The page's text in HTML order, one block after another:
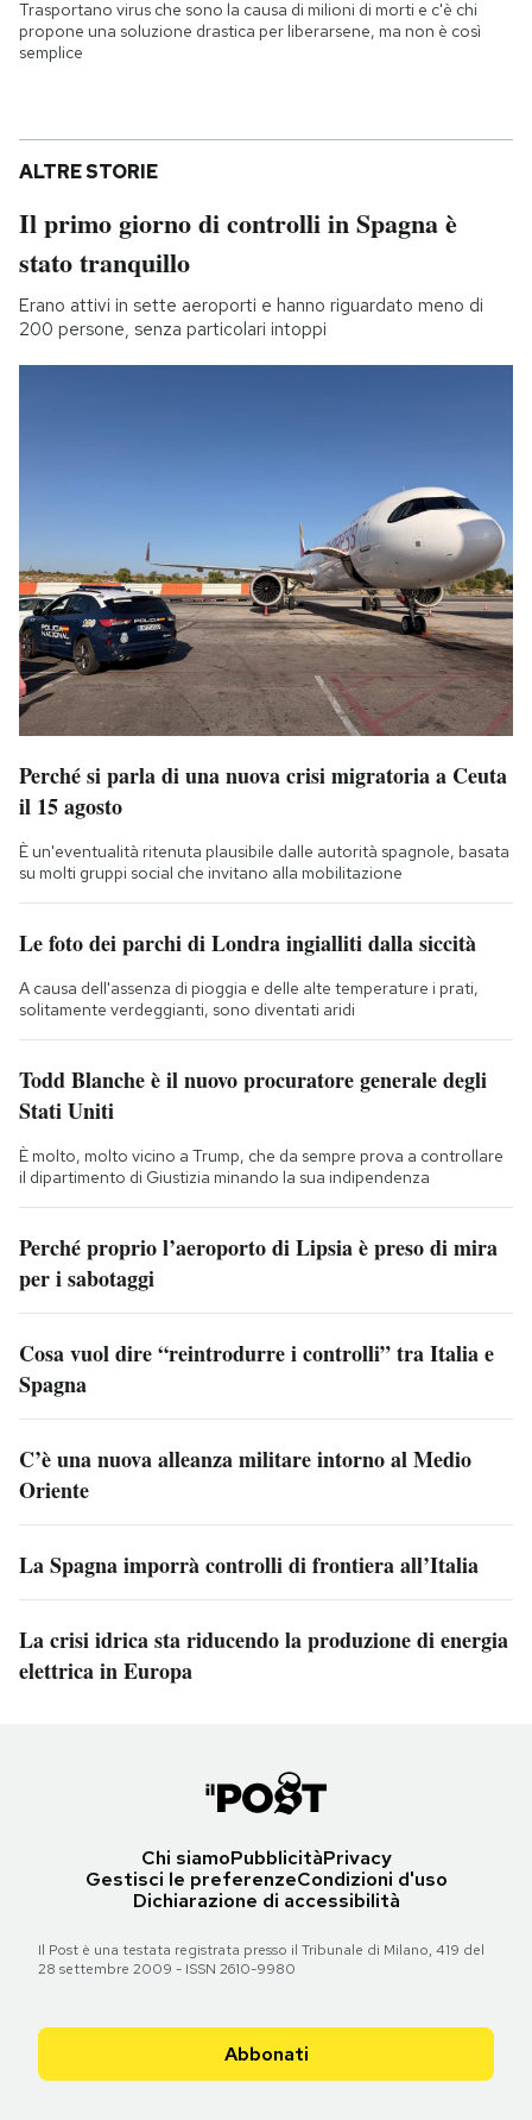
Trasportano virus che sono la causa di milioni di morti e c'è chi
propone una soluzione drastica per liberarsene, ma non è così
semplice
ALTRE STORIE
Il primo giorno di controlli in Spagna è
stato tranquillo
Erano attivi in sette aeroporti e hanno riguardato meno di
200 persone, senza particolari intoppi
Perché si parla di una nuova crisi migratoria a Ceuta
il 15 agosto
È un'eventualità ritenuta plausibile dalle autorità spagnole, basata
su molti gruppi social che invitano alla mobilitazione
Le foto dei parchi di Londra ingialliti dalla siccità
A causa dell'assenza di pioggia e delle alte temperature i prati,
solitamente verdeggianti, sono diventati aridi
Todd Blanche è il nuovo procuratore generale degli
Stati Uniti
È molto, molto vicino a Trump, che da sempre prova a controllare
il dipartimento di Giustizia minando la sua indipendenza
Perché proprio l’aeroporto di Lipsia è preso di mira
per i sabotaggi
Cosa vuol dire “reintrodurre i controlli” tra Italia e
Spagna
C’è una nuova alleanza militare intorno al Medio
Oriente
La Spagna imporrà controlli di frontiera all’Italia
La crisi idrica sta riducendo la produzione di energia
elettrica in Europa
Chi siamoPubblicitàPrivacy
Gestisci le preferenzeCondizioni d'uso
Dichiarazione di accessibilità
Il Post è una testata registrata presso il Tribunale di Milano, 419 del
28 settembre 2009 - ISSN 2610-9980
Abbonati